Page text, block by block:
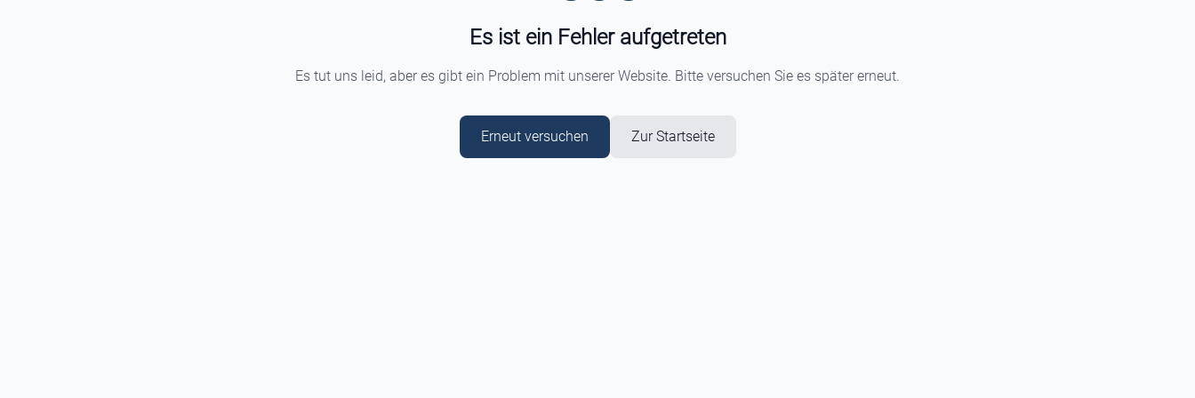
Es ist ein Fehler aufgetreten
Es tut uns leid, aber es gibt ein Problem mit unserer Website. Bitte versuchen Sie es später erneut.
Erneut versuchen Zur Startseite